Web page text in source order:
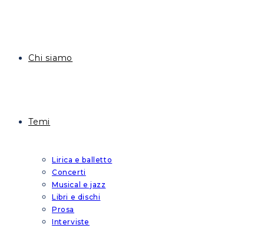
Chi siamo
Temi
Lirica e balletto
Concerti
Musical e jazz
Libri e dischi
Prosa
Interviste